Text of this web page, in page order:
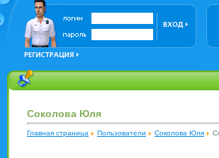
Соколова Юля
Главная страница Пользователи Соколова Юля